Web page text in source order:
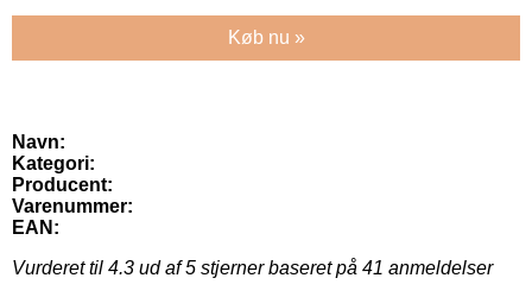
Køb nu »
Navn:
Kategori:
Producent:
Varenummer:
EAN:
Vurderet til 4.3 ud af 5 stjerner baseret på 41 anmeldelser